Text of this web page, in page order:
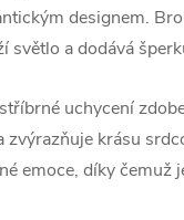
designem.
světlo a dodává
uchycení
zvýrazňuje krásu
emoce, díky čemuž